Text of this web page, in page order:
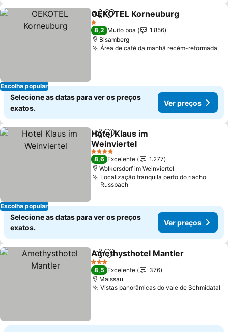
Escolha popular
PartilharAdicionar aos favoritos
OEKOTEL Korneuburg
1 Estrelas
8,2 Muito boa
1.856
Bisamberg
Área de café da manhã recém-reformada
Selecione as datas para ver os preços
exatos.
Ver preços
Escolha popular
PartilharAdicionar aos favoritos
Hotel Klaus im
Weinviertel
4 Estrelas
8,6 Excelente
1.277
Wolkersdorf im Weinviertel
Localização tranquila perto do riacho
Russbach
Selecione as datas para ver os preços
exatos.
Ver preços
PartilharAdicionar aos favoritos
Amethysthotel Mantler
3 Estrelas
8,5 Excelente
376
Maissau
Vistas panorâmicas do vale de Schmidatal